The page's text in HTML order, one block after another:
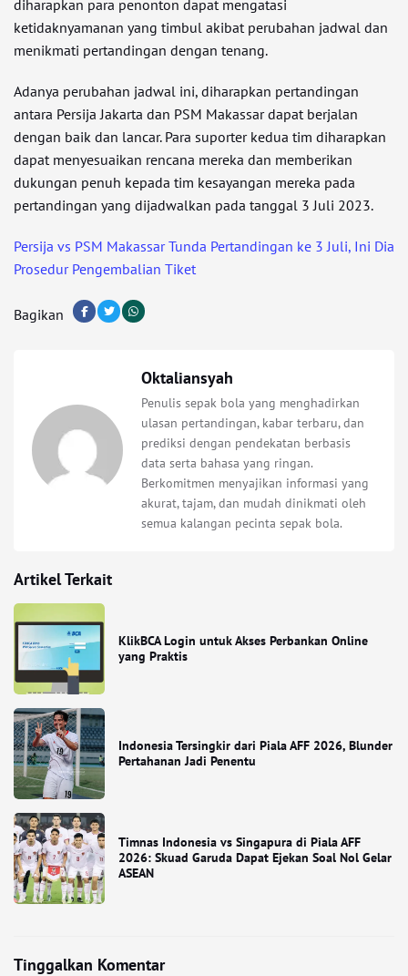
diharapkan para penonton dapat mengatasi
ketidaknyamanan yang timbul akibat perubahan jadwal dan
menikmati pertandingan dengan tenang.
Adanya perubahan jadwal ini, diharapkan pertandingan
antara Persija Jakarta dan PSM Makassar dapat berjalan
dengan baik dan lancar. Para suporter kedua tim diharapkan
dapat menyesuaikan rencana mereka dan memberikan
dukungan penuh kepada tim kesayangan mereka pada
pertandingan yang dijadwalkan pada tanggal 3 Juli 2023.
Persija vs PSM Makassar Tunda Pertandingan ke 3 Juli, Ini Dia
Prosedur Pengembalian Tiket
Bagikan
Oktaliansyah
Penulis sepak bola yang menghadirkan
ulasan pertandingan, kabar terbaru, dan
prediksi dengan pendekatan berbasis
data serta bahasa yang ringan.
Berkomitmen menyajikan informasi yang
akurat, tajam, dan mudah dinikmati oleh
semua kalangan pecinta sepak bola.
Artikel Terkait
KlikBCA Login untuk Akses Perbankan Online
yang Praktis
Indonesia Tersingkir dari Piala AFF 2026, Blunder
Pertahanan Jadi Penentu
Timnas Indonesia vs Singapura di Piala AFF
2026: Skuad Garuda Dapat Ejekan Soal Nol Gelar
ASEAN
Tinggalkan Komentar